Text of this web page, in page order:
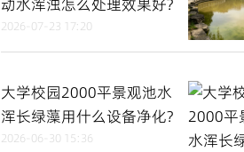
动水浑浊怎么处理效果好?
2026-07-23 17:20
大学校园2000平景观池水
浑长绿藻用什么设备净化?
2026-06-30 15:36